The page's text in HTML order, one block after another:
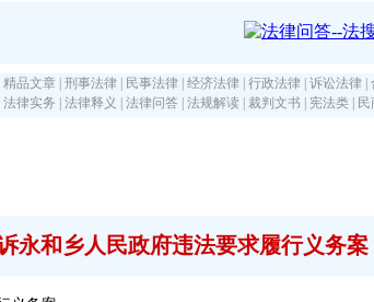
精品文章 刑事法律 民事法律 经济法律 行政法律 诉讼法律
法律实务 法律释义 法律问答 法规解读 裁判文书 宪法类
永和乡人民政府违法要求履行义务案